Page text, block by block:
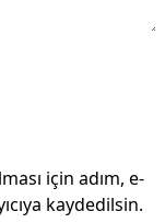
için adım, e-
kaydedilsin.